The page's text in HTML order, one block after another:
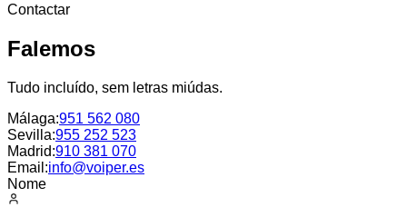
Contactar
Falemos
Tudo incluído, sem letras miúdas.
Málaga:951 562 080
Sevilla:955 252 523
Madrid:910 381 070
Email:info@voiper.es
Nome